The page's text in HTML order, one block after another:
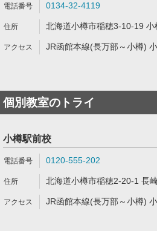
0134-32-4119
北海道小樽市稲穂3-10-19 小
JR函館本線(長万部～小樽)
個別教室のトライ
小樽駅前校
0120-555-202
北海道小樽市稲穂2-20-1 長
JR函館本線(長万部～小樽)